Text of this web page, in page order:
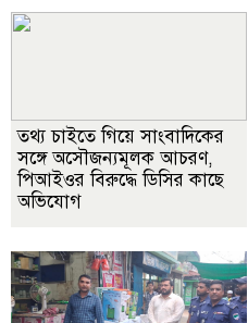
তথ্য চাইতে গিয়ে সাংবাদিকের
সঙ্গে অসৌজন্যমূলক আচরণ,
পিআইওর বিরুদ্ধে ডিসির কাছে
অভিযোগ